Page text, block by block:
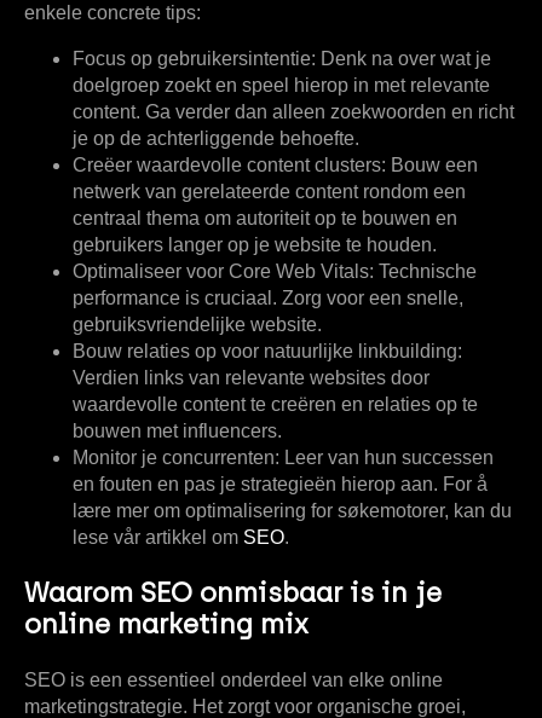
enkele concrete tips:
Focus op gebruikersintentie: Denk na over wat je
doelgroep zoekt en speel hierop in met relevante
content. Ga verder dan alleen zoekwoorden en richt
je op de achterliggende behoefte.
Creëer waardevolle content clusters: Bouw een
netwerk van gerelateerde content rondom een
centraal thema om autoriteit op te bouwen en
gebruikers langer op je website te houden.
Optimaliseer voor Core Web Vitals: Technische
performance is cruciaal. Zorg voor een snelle,
gebruiksvriendelijke website.
Bouw relaties op voor natuurlijke linkbuilding:
Verdien links van relevante websites door
waardevolle content te creëren en relaties op te
bouwen met influencers.
Monitor je concurrenten: Leer van hun successen
en fouten en pas je strategieën hierop aan. For å
lære mer om optimalisering for søkemotorer, kan du
lese vår artikkel om SEO.
Waarom SEO onmisbaar is in je
online marketing mix
SEO is een essentieel onderdeel van elke online
marketingstrategie. Het zorgt voor organische groei,